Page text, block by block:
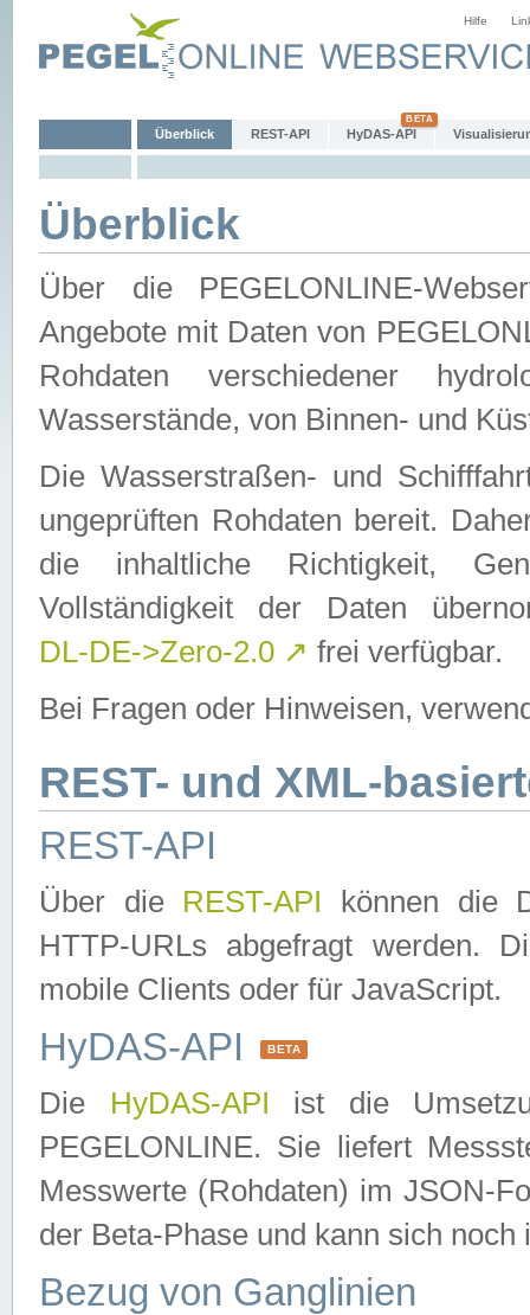
Hilfe
Überblick REST-API HyDAS-API
Überblick
Über die PEGELONLINE-
Angebote mit Daten von
Rohdaten verschiedener
Wasserstände, von Binnen- und
Die Wasserstraßen- und
ungeprüften Rohdaten bereit.
die inhaltliche Richtigkeit,
Vollständigkeit der Daten
DL-DE->Zero-2.0 ↗ frei verfügbar.
Bei Fragen oder Hinweisen,
REST- und XML-
REST-API
Über die REST-API können die
HTTP-URLs abgefragt werden.
mobile Clients oder für JavaScript.
HyDAS-API BETA
Die HyDAS-API ist die
PEGELONLINE. Sie liefert
Messwerte (Rohdaten) im JSON-
der Beta-Phase und kann sich noch
Bezug von Ganglinien